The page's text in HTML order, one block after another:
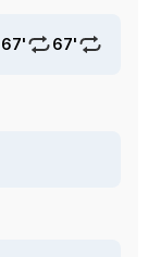
67' 67'